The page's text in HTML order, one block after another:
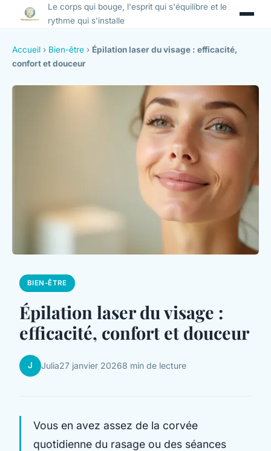
Le corps qui bouge, l'esprit qui s'équilibre et le
rythme qui s'installe
Accueil › Bien-être › Épilation laser du visage : efficacité,
confort et douceur
BIEN-ÊTRE
Épilation laser du visage :
efficacité, confort et douceur
J Julia27 janvier 20268 min de lecture
Vous en avez assez de la corvée
quotidienne du rasage ou des séances